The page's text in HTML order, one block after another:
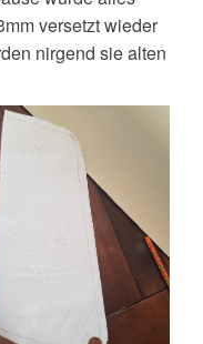
versetzt wieder
nirgend sie alten